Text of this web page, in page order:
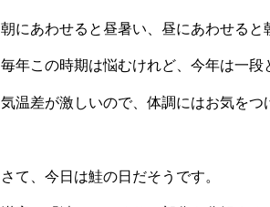
朝にあわせると昼暑い、昼にあわせると
毎年この時期は悩むけれど、今年は一段
気温差が激しいので、体調にはお気をつ
さて、今日は鮭の日だそうです。